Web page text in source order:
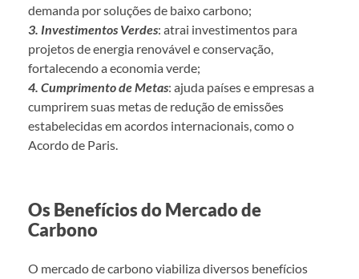
demanda por soluções de baixo carbono;
3. Investimentos Verdes: atrai investimentos para
projetos de energia renovável e conservação,
fortalecendo a economia verde;
4. Cumprimento de Metas: ajuda países e empresas a
cumprirem suas metas de redução de emissões
estabelecidas em acordos internacionais, como o
Acordo de Paris.
Os Benefícios do Mercado de
Carbono
O mercado de carbono viabiliza diversos benefícios